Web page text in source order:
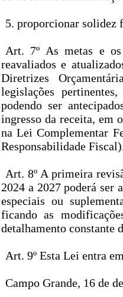
5. proporcionar solidez
Art. 7º As metas e
reavaliados e
Diretrizes
legislações
podendo ser
ingresso da receita, em
na Lei Complementar
Responsabilidade
Art. 8º A primeira
2024 a 2027 poderá ser
especiais ou
ficando as
detalhamento constante
Art. 9º Esta Lei entra
Campo Grande, 16 de